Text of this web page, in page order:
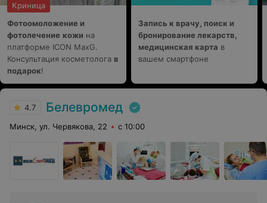
Криница
Фотоомоложение и
фотолечение кожи на
платформе ICON MaxG.
Консультация косметолога в
подарок!
Запись к врачу, поиск и
бронирование лекарств,
медицинская карта в
вашем смартфоне
4.7 Белевромед
Минск, ул. Червякова, 22 с 10:00